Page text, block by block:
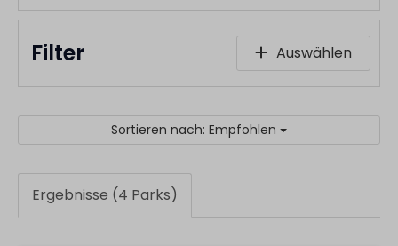
Filter Auswählen
Sortieren nach: Empfohlen
Ergebnisse (4 Parks)